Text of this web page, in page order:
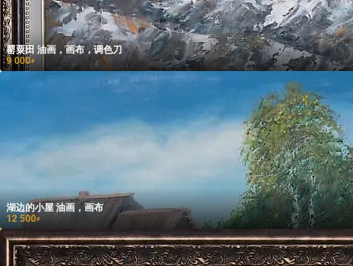
罂粟田 油画，画布，调色刀
9 000₽
湖边的小屋 油画，画布
12 500₽